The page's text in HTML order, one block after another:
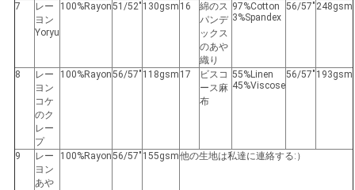
7
レー
ヨン
Yoryu
100%Rayon51/52" 130gsm 16
綿のス
パンデ
ックス
のあや
織り
97%Cotton
3%Spandex
56/57" 248gsm
8
レー
ヨン
コケ
のク
レー
プ
100%Rayon56/57" 118gsm 17
ビスコ
ース麻
布
55%Linen
45%Viscose
56/57" 193gsm
9
レー
ヨン
あや
100%Rayon56/57" 155gsm他の生地は私達に連絡する:）